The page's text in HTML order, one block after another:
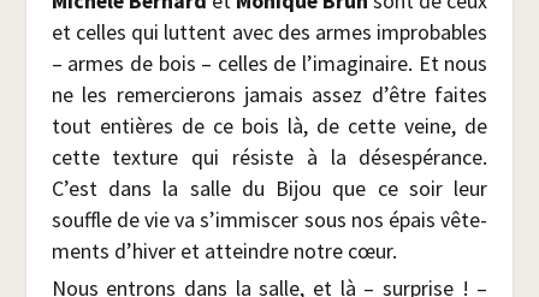
et celles qui luttent avec des armes impro­bables
– armes de bois – celles de l’imaginaire. Et nous
ne les remer­cie­rons jamais assez d’être faites
tout entières de ce bois là, de cette veine, de
cette tex­ture qui résiste à la déses­pé­rance.
C’est dans la salle du Bijou que ce soir leur
souffle de vie va s’immiscer sous nos épais vête­
ments d’hiver et atteindre notre cœur.
Nous entrons dans la salle, et là – sur­prise ! –